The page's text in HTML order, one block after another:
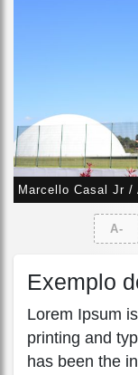
Marcello Casal Jr /
A-
Exemplo
Lorem Ipsum
printing and
has been the